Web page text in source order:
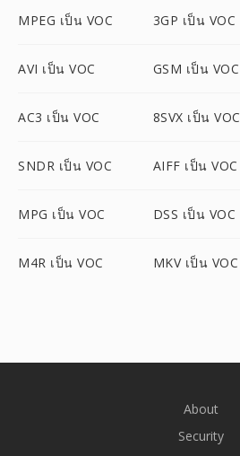
MPEG เป็น VOC 3GP เป็น VOC
AVI เป็น VOC GSM เป็น VOC
AC3 เป็น VOC 8SVX เป็น VOC
SNDR เป็น VOC AIFF เป็น VOC
MPG เป็น VOC DSS เป็น VOC
M4R เป็น VOC MKV เป็น VOC
About
Security